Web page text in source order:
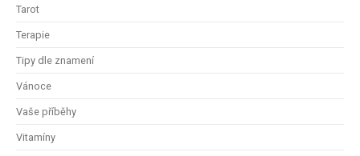
Tarot
Terapie
Tipy dle znamení
Vánoce
Vaše příběhy
Vitamíny